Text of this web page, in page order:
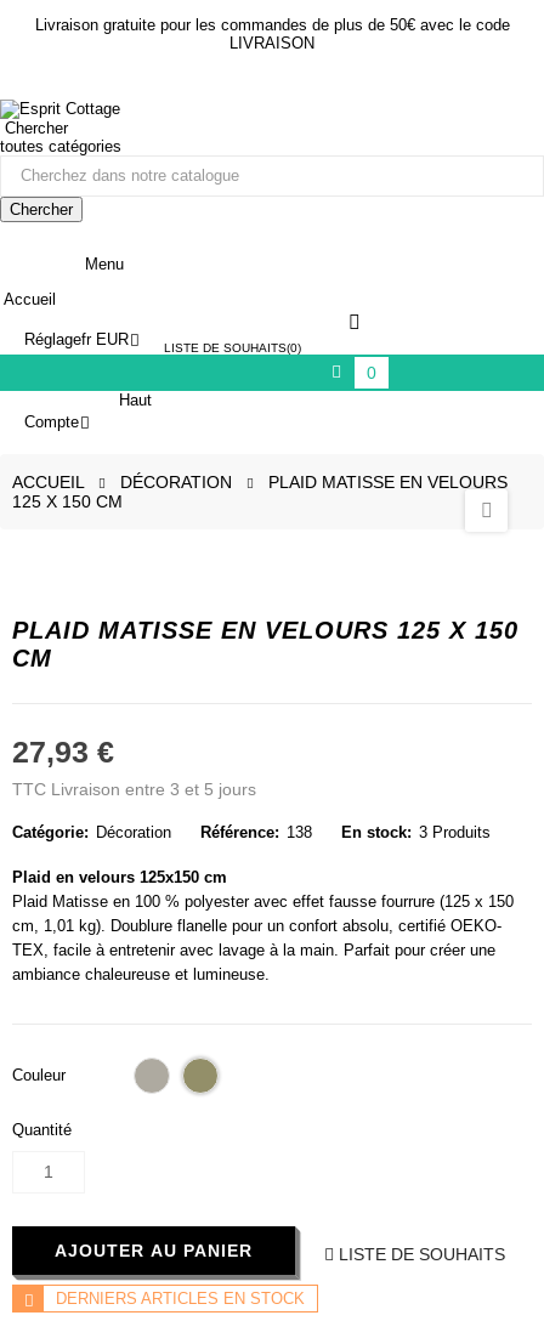
Livraison gratuite pour les commandes de plus de 50€ avec le code
LIVRAISON
Chercher
toutes catégories
Chercher
Menu
Accueil
Réglagefr EUR LISTE DE SOUHAITS 0
0
Compte
Haut
ACCUEIL DÉCORATION
PLAID MATISSE EN VELOURS
125 X 150 CM
PLAID MATISSE EN VELOURS 125 X 150
CM
27,93 €
TTC Livraison entre 3 et 5 jours
Catégorie: Décoration Référence: 138 En stock: 3 Produits
Plaid en velours 125x150 cm
Plaid Matisse en 100 % polyester avec effet fausse fourrure (125 x 150
cm, 1,01 kg). Doublure flanelle pour un confort absolu, certifié OEKO-
TEX, facile à entretenir avec lavage à la main. Parfait pour créer une
ambiance chaleureuse et lumineuse.
Couleur Beige Olive
Quantité
AJOUTER AU PANIER LISTE DE SOUHAITS
DERNIERS ARTICLES EN STOCK